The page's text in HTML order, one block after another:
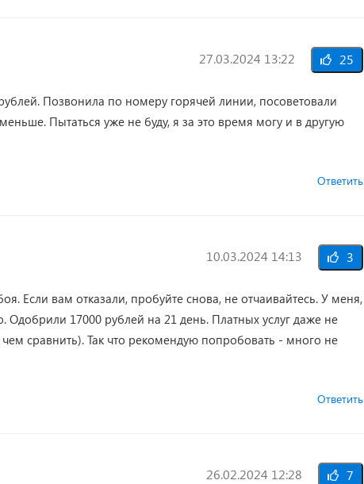
27.03.2024 13:22 25
Позвонила по номеру горячей линии, посоветовали
Пытаться уже не буду, я за это время могу и в другую
Ответить
10.03.2024 14:13 3
Если вам отказали, пробуйте снова, не отчаивайтесь. У меня,
17000 рублей на 21 день. Платных услуг даже не
сравнить). Так что рекомендую попробовать - много не
Ответить
26.02.2024 12:28 7